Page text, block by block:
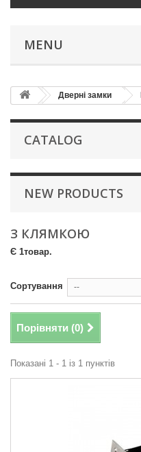
MENU
Дверні замки
CATALOG
NEW PRODUCTS
З КЛЯМКОЮ
Є 1товар.
Сортування --
Порівняти (0)
Показані 1 - 1 із 1 пунктів